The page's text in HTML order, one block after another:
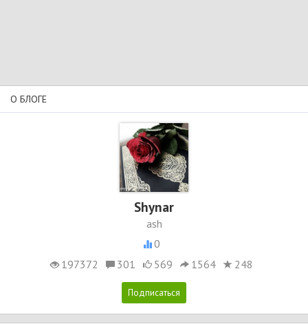
О БЛОГЕ
Shynar
ash
0
197372
301 569 1564 248